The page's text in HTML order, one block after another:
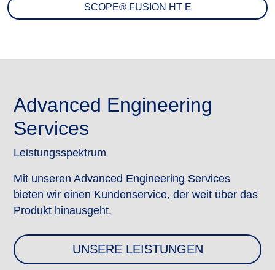
SCOPE® FUSION HT E
Advanced Engineering
Services
Leistungsspektrum
Mit unseren Advanced Engineering Services
bieten wir einen Kundenservice, der weit über das
Produkt hinausgeht.
UNSERE LEISTUNGEN